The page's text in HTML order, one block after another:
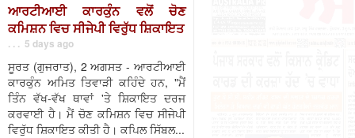
ਆਰਟੀਆਈ ਕਾਰਕੁੰਨ ਵਲੋਂ ਚੋਣ
ਕਮਿਸ਼ਨ ਵਿਚ ਸੀਜੇਪੀ ਵਿਰੁੱਧ ਸ਼ਿਕਾਇਤ
. . . 5 days ago
ਸੂਰਤ (ਗੁਜਰਾਤ), 2 ਅਗਸਤ - ਆਰਟੀਆਈ
ਕਾਰਕੁੰਨ ਅਮਿਤ ਤਿਵਾੜੀ ਕਹਿੰਦੇ ਹਨ, "ਮੈਂ
ਤਿੰਨ ਵੱਖ-ਵੱਖ ਥਾਵਾਂ 'ਤੇ ਸ਼ਿਕਾਇਤ ਦਰਜ
ਕਰਵਾਈ ਹੈ। ਮੈਂ ਚੋਣ ਕਮਿਸ਼ਨ ਵਿਚ ਸੀਜੇਪੀ
ਵਿਰੁੱਧ ਸ਼ਿਕਾਇਤ ਕੀਤੀ ਹੈ। ਕਪਿਲ ਸਿੱਬਲ...